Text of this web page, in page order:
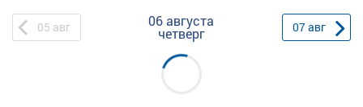
05 авг 06 августа
четверг 07авг